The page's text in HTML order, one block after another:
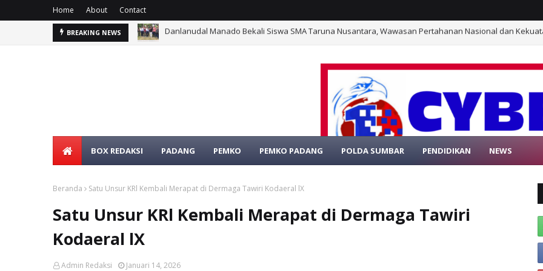
Home About Contact
BREAKING NEWS Danlanudal Manado Bekali Siswa SMA Taruna Nusantara, Wawasan Pertahanan Nasional dan
SELAMAT
BOX REDAKSI PADANG PEMKO PEMKO PADANG POLDA SUMBAR PENDIDIKAN NEWS
Beranda Satu Unsur KRl Kembali Merapat di Dermaga Tawiri Kodaeral lX
Satu Unsur KRl Kembali Merapat di Dermaga Tawiri
Kodaeral lX
Admin Redaksi Januari 14, 2026